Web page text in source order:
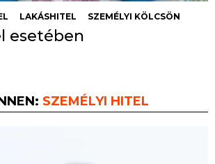
LAKÁSHITEL SZEMÉLYI KÖLCSÖN
esetében
SZEMÉLYI HITEL